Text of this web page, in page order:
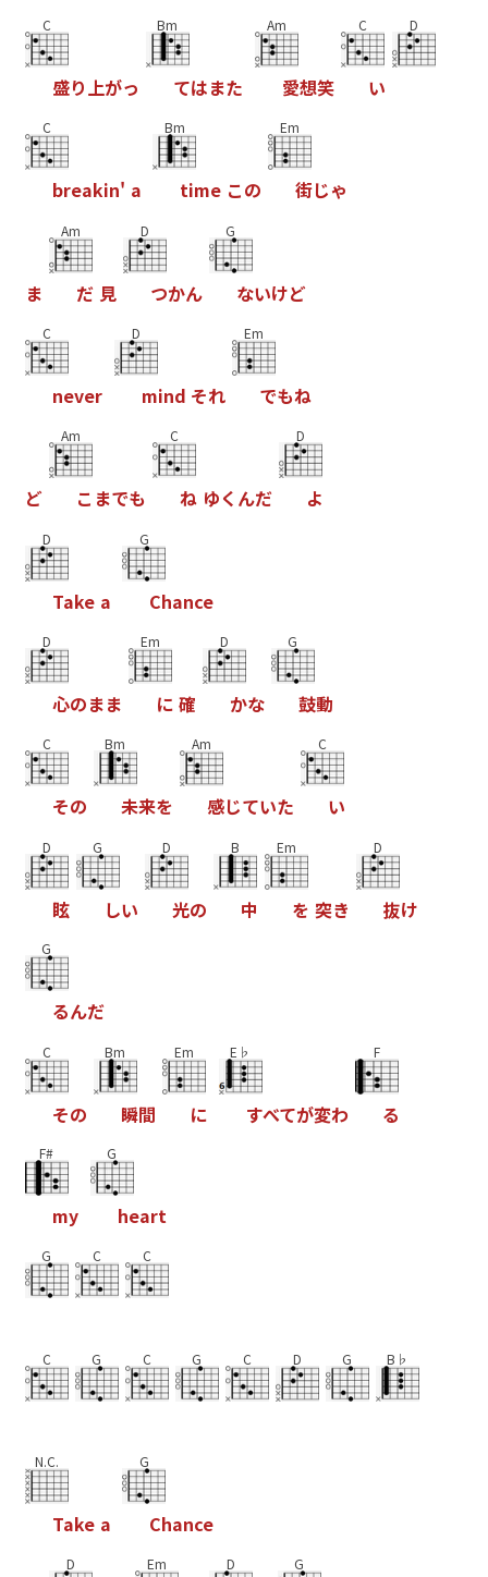
C
盛り 上がっ
Bm
てはまた
Am
愛想笑
C
い
D
C
breakin' a
Bm
time この
Em
街じゃ
ま
Am
だ 見
D
つかん
G
ないけど
C
never
D
mind それ
Em
でもね
ど
Am
こ までも
C
ね ゆく んだ
D
よ
D
Take a
G
Chance
D
心のまま
Em
に 確
D
かな
G
鼓動
C
その
Bm
未来を
Am
感じていた
C
い
D
眩
G
しい
D
光の
B
中
Em
を 突き
D
抜け
G
るんだ
C
その
Bm
瞬間
Em
に
E♭
すべてが変わ
F
る
F#
my
G
heart
G C C
C G C G C D G B♭
N.C.
Take a
G
Chance
D Em D G